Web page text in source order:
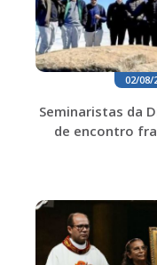
02/08/
Seminaristas da
de encontro